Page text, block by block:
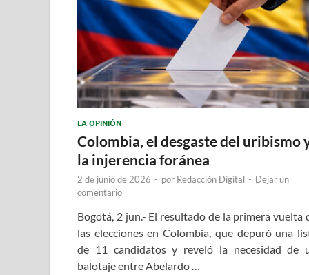
LA OPINIÓN
Colombia, el desgaste del uribismo
la injerencia foránea
2 de junio de 2026 - por Redacción Digital - Dejar un
comentario
Bogotá, 2 jun.- El resultado de la primera vuelta
las elecciones en Colombia, que depuró una
de 11 candidatos y reveló la necesidad de
balotaje entre Abelardo …